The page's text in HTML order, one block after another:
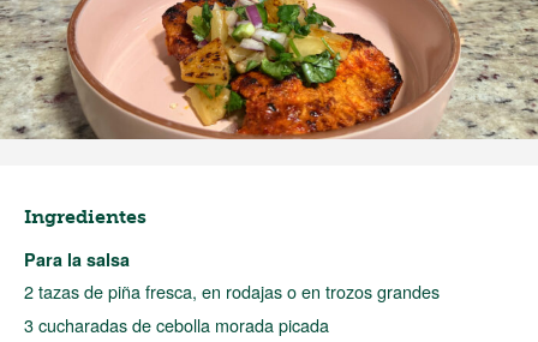
Ingredientes
Para la salsa
2 tazas de piña fresca, en rodajas o en trozos grandes
3 cucharadas de cebolla morada picada